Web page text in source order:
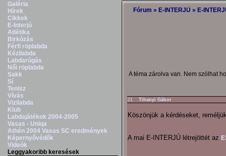
Galéria
Hírek
Cikkek
E-Interjú
Atlétika
Birkózás
Férfi röplabda
Kézilabda
Labdarúgás
Női röplabda
Sakk
Sí
Tenisz
Vívás
Vizilabda
Klub
Labdajátékok 2004-2005
Vasas - Uniqa
Athén 2004 Vasas SC eredmények
Képernyővédők
Videók
Leggyakoribb keresések
Fórum » E-INTERJÚ » E-
A téma zárolva van. Nem szólhat
21 Tihanyi Gábor
Köszönjük a kérdéseket,
A mai E-INTERJÚ létrejöttét az